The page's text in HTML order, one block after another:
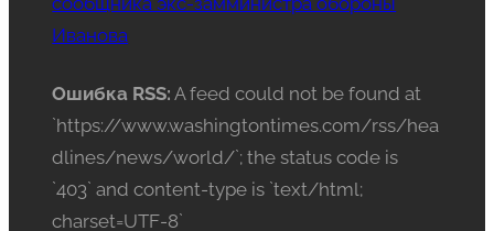
Иванова
Ошибка RSS: A feed could not be found at
`https://www.washingtontimes.com/rss/hea
dlines/news/world/`; the status code is
`403` and content-type is `text/html;
charset=UTF-8`